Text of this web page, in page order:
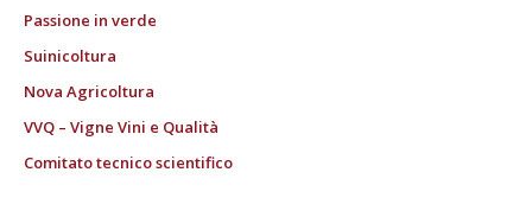
Passione in verde
Suinicoltura
Nova Agricoltura
VVQ – Vigne Vini e Qualità
Comitato tecnico scientifico